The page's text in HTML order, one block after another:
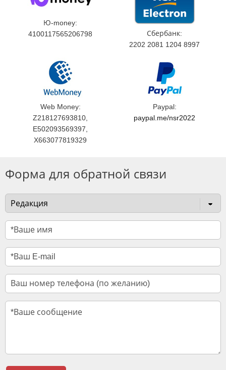
Ю-money:
4100117565206798
Сбербанк:
2202 2081 1204 8997
Web Money:
Z218127693810,
E502093569397,
X663077819329
Paypal:
paypal.me/nsr2022
Форма для обратной связи